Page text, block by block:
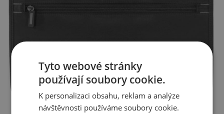
Tyto webové stránky
používají soubory cookie.
K personalizaci obsahu, reklam a analýze
návštěvnosti používáme soubory cookie.